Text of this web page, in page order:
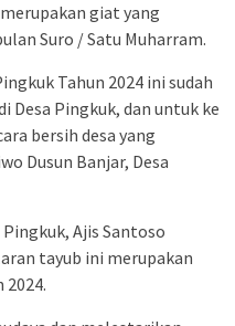
giat yang
Suro / Satu Muharram.
Tahun 2024 ini sudah
Desa Pingkuk, dan untuk ke
bersih desa yang
Dusun Banjar, Desa
Ajis Santoso
tayub ini merupakan